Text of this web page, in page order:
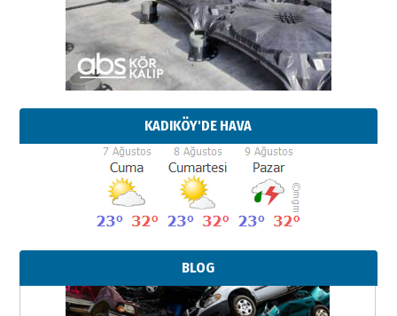
KADIKÖY'DE HAVA
BLOG